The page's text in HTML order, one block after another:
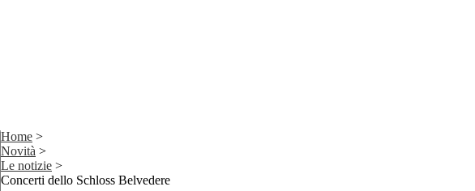
Home >
Novità >
Le notizie >
Concerti dello Schloss Belvedere